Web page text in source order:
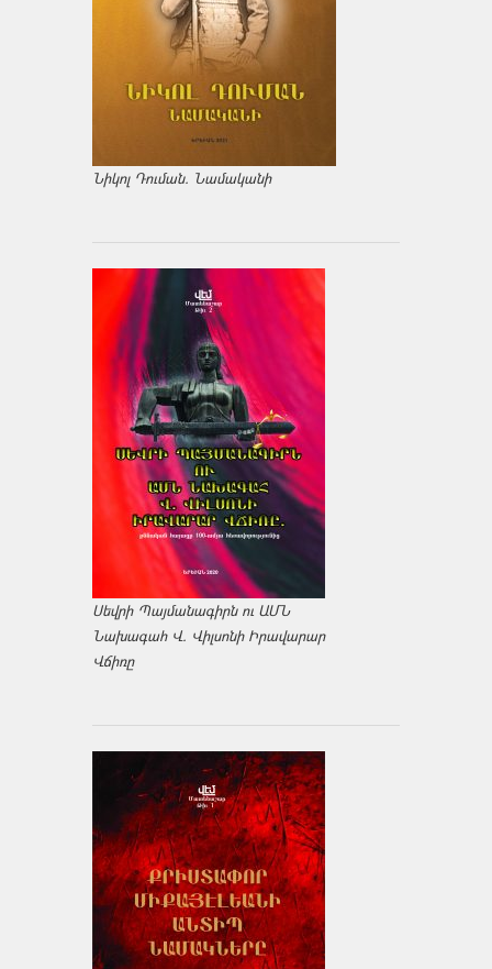
Նիկոլ Դուման. Նամականի
Սեվրի Պայմանագիրն ու ԱՄՆ
Նախագահ Վ. Վիլսոնի Իրավարար
Վճիռը